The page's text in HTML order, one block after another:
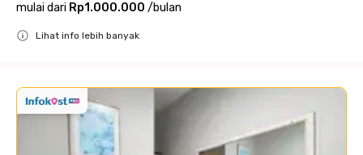
mulai dari Rp1.000.000 /bulan
Lihat info lebih banyak